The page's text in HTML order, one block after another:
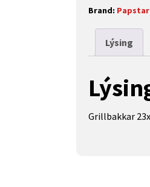
Brand: Papstar
Lýsing
Grillbakkar